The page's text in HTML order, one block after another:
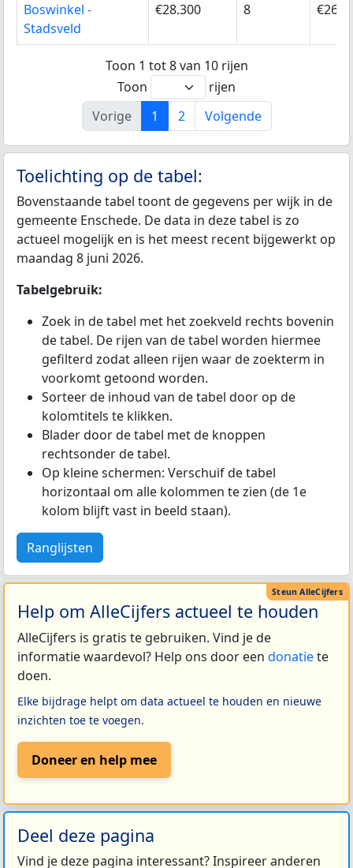
Boswinkel -
Stadsveld
€28.300 8
Toon 1 tot 8 van 10 rijen
Toon
rijen
Vorige
1 2 Volgende
Toelichting op de tabel:
Bovenstaande tabel toont de gegevens per wijk in de
gemeente Enschede. De data in deze tabel is zo
actueel mogelijk en is het meest recent bijgewerkt op
maandag 8 juni 2026.
Tabelgebruik:
Zoek in de tabel met het zoekveld rechts bovenin
de tabel. De rijen van de tabel worden hiermee
gefilterd zodat alleen rijen waar de zoekterm in
voorkomt getoond worden.
Sorteer de inhoud van de tabel door op de
kolomtitels te klikken.
Blader door de tabel met de knoppen
rechtsonder de tabel.
Op kleine schermen: Verschuif de tabel
horizontaal om alle kolommen te zien (de 1e
kolom blijft vast in beeld staan).
Ranglijsten
Help om AlleCijfers actueel te houden
AlleCijfers is gratis te gebruiken. Vind je de
informatie waardevol? Help ons door een donatiete
doen.
Elke bijdrage helpt om data actueel te houden en nieuwe
inzichten toe te voegen.
Doneer en help mee
Deel deze pagina
Vind je deze pagina interessant? Inspireer anderen